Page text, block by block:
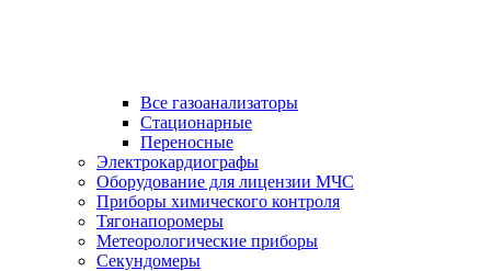
Все газоанализаторы
Cтационарные
Переносные
Электрокардиографы
Оборудование для лицензии МЧС
Приборы химического контроля
Тягонапоромеры
Метеорологические приборы
Секундомеры